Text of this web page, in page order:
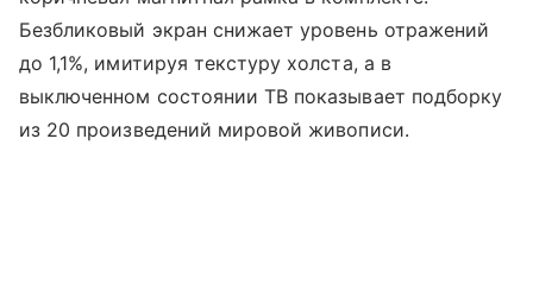
Безбликовый экран снижает уровень отражений
до 1,1%, имитируя текстуру холста, а в
выключенном состоянии ТВ показывает подборку
из 20 произведений мировой живописи.